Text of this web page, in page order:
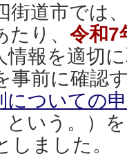
街道市では
り、 令和7
情報を適切
事前に確認
についての
という。）
ました。